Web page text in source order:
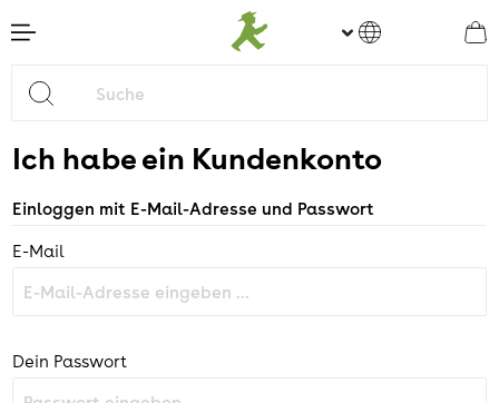
springen
Ich habe ein Kundenkonto
Einloggen mit E-Mail-Adresse und Passwort
E-Mail
Dein Passwort